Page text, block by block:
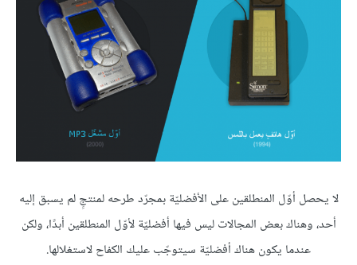
لا يحصل أوّل المنطلقين على الأفضليّة بمجرّد طرحه لمنتجٍ لم يسبق إليه
أحد، وهناك بعض المجالات ليس فيها أفضليّة لأوّل المنطلقين أبدًا، ولكن
عندما يكون هناك أفضليّة سيتوجّب عليك الكفاح لاستغلالها.